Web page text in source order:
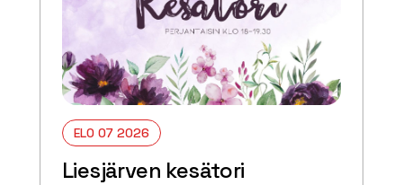
ELO 07 2026
Liesjärven kesätori